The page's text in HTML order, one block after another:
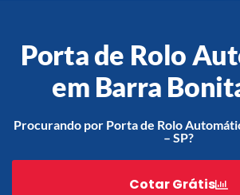
Portão
Enrolar
Porta de Rolo
em Barra
Procurando por Porta de Rolo
– SP?
Cotar Grátis